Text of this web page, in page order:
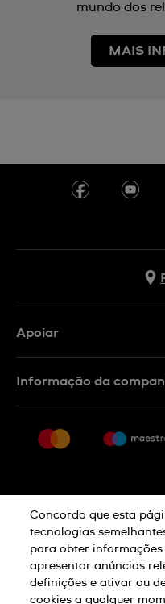
mundo dos
MAIS
Apoiar
Rescindir o contrato
Informação da
Carreiras
Aviso De
Concordo que esta
tecnologias
para obter
apresentar anúncios
definições e ativar ou
cookies a qualquer